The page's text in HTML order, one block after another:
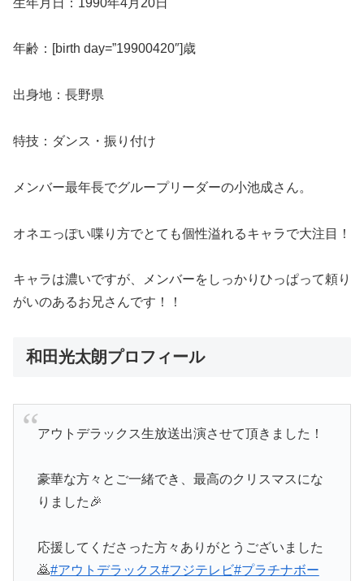
年齢：[birth day=”19900420″]歳
出身地：長野県
特技：ダンス・振り付け
メンバー最年長でグループリーダーの小池成さん。
オネエっぽい喋り方でとても個性溢れるキャラで大注目！
キャラは濃いですが、メンバーをしっかりひっぱって頼り
がいのあるお兄さんです！！
和田光太朗プロフィール
アウトデラックス生放送出演させて頂きました！
豪華な方々とご一緒でき、最高のクリスマスにな
りました🎉
応援してくださった方々ありがとうございました
🙇#アウトデラックス#フジテレビ#プラチナボー